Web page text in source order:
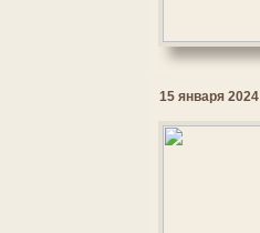
15 января 2024